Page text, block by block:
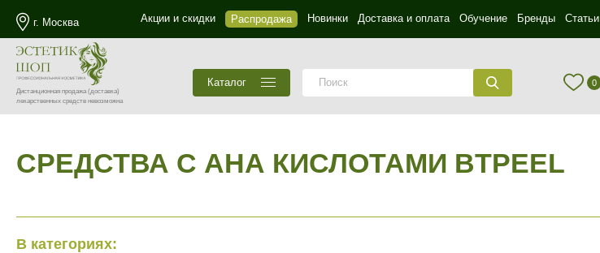
г. Москва Акции и скидки Распродажа Новинки Доставка и оплата Обучение Бренды Статьи
Дистанционная продажа(доставка)
лекарственных средств невозможна
Каталог 0
СРЕДСТВА С АНА КИСЛОТАМИ BTPEEL
В категориях: